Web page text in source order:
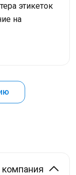
этикеток
на
компания